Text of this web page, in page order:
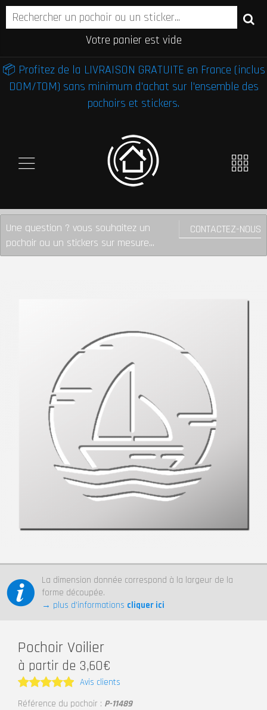
Votre panier est vide
📦 Profitez de la LIVRAISON GRATUITE en France (inclus
DOM/TOM) sans minimum d'achat sur l'ensemble des
pochoirs et stickers.
CONTACTEZ-NOUS
Une question ? vous souhaitez un
pochoir ou un stickers sur mesure...
La dimension donnée correspond à la largeur de la
forme découpée.
→ plus d’informations cliquer ici
Pochoir Voilier
à partir de 3,60€
Note5
Avis clients
Référence du pochoir : P-11489